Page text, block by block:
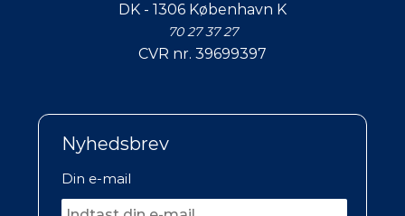
DK - 1306 København K
70 27 37 27
CVR nr. 39699397
Nyhedsbrev
Din e-mail